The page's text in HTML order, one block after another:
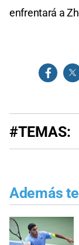
enfrentará a
#TEMAS:
Además